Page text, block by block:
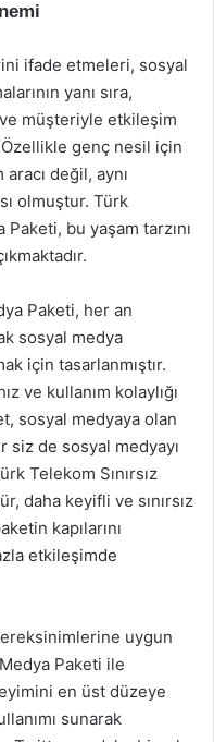
ifade etmeleri, sosyal
yanı sıra,
müşteriyle etkileşim
genç nesil için
değil, aynı
olmuştur. Türk
Paketi, bu yaşam tarzını
Paketi, her an
sosyal medya
için tasarlanmıştır.
ve kullanım kolaylığı
sosyal medyaya olan
siz de sosyal medyayı
Telekom Sınırsız
daha keyifli ve sınırsız
kapılarını
etkileşimde
uygun
Paketi ile
en üst düzeye
sunarak